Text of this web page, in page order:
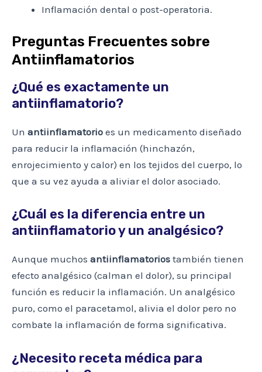
Inflamación dental o post-operatoria.
Preguntas Frecuentes sobre
Antiinflamatorios
¿Qué es exactamente un
antiinflamatorio?
Un antiinflamatorio es un medicamento diseñado
para reducir la inflamación (hinchazón,
enrojecimiento y calor) en los tejidos del cuerpo, lo
que a su vez ayuda a aliviar el dolor asociado.
¿Cuál es la diferencia entre un
antiinflamatorio y un analgésico?
Aunque muchos antiinflamatorios también tienen
efecto analgésico (calman el dolor), su principal
función es reducir la inflamación. Un analgésico
puro, como el paracetamol, alivia el dolor pero no
combate la inflamación de forma significativa.
¿Necesito receta médica para